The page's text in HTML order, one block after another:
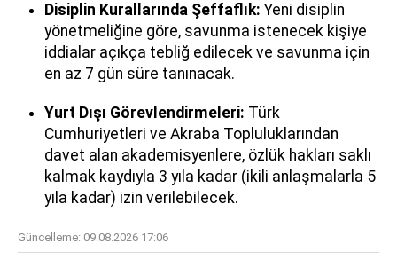
Disiplin Kurallarında Şeffaflık: Yeni disiplin
yönetmeliğine göre, savunma istenecek kişiye
iddialar açıkça tebliğ edilecek ve savunma için
en az 7 gün süre tanınacak.
Yurt Dışı Görevlendirmeleri: Türk
Cumhuriyetleri ve Akraba Topluluklarından
davet alan akademisyenlere, özlük hakları saklı
kalmak kaydıyla 3 yıla kadar (ikili anlaşmalarla 5
yıla kadar) izin verilebilecek.
Güncelleme: 09.08.2026 17:06